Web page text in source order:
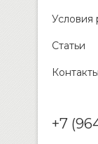
Условия
Статьи
Контакты
+7